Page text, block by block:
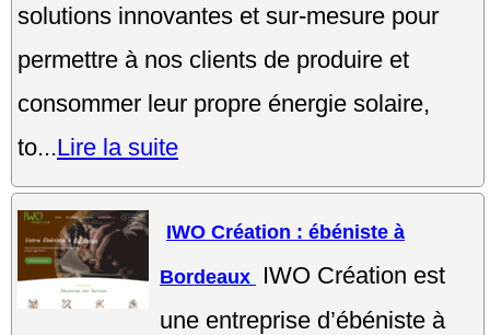
solutions innovantes et sur-mesure pour
permettre à nos clients de produire et
consommer leur propre énergie solaire,
to...Lire la suite
IWO Création : ébéniste à
Bordeaux
IWO Création est
une entreprise d’ébéniste à